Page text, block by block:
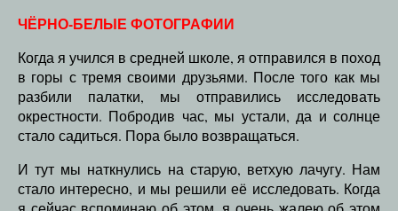
ЧЁРНО-БЕЛЫЕ ФОТОГРАФИИ
Когда я учился в средней школе, я отправился в поход
в горы с тремя своими друзьями. После того как мы
разбили палатки, мы отправились исследовать
окрестности. Побродив час, мы устали, да и солнце
стало садиться. Пора было возвращаться.
И тут мы наткнулись на старую, ветхую лачугу. Нам
стало интересно, и мы решили её исследовать. Когда